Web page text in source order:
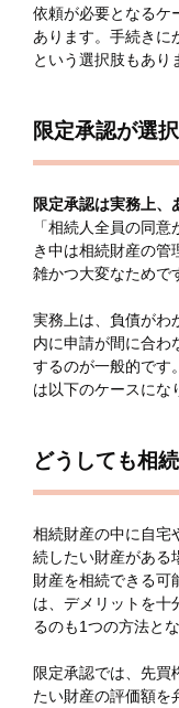
依頼が必要となるケ
あります。手続きに
という選択肢もあり
限定承認が選
限定承認は実務上、
「相続人全員の同
き中は相続財産の管
雑かつ大変なためで
実務上は、負債がわ
内に申請が間に合わ
するのが一般的です
は以下のケースにな
どうしても相
相続財産の中に自宅
続したい財産がある
財産を相続できる可
は、デメリットを十
るのも1つの方法とな
限定承認では、先買
たい財産の評価額を